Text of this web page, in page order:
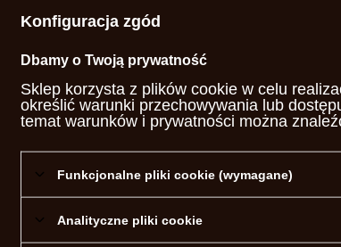
a my odpowiemy niezwłocznie, najciekawsze pytania i
Konfiguracja zgód
Dbamy o Twoją prywatność
Sklep korzysta z plików cookie w celu
określić warunki przechowywania lub
temat warunków i prywatności można
Funkcjonalne pliki cookie (wymagane)
Analityczne pliki cookie